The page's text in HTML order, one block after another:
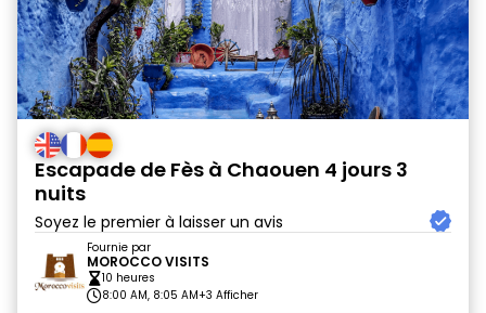
Escapade de Fès à Chaouen 4 jours 3
nuits
Soyez le premier à laisser un avis
Fournie par
MOROCCO VISITS
10 heures
8:00 AM, 8:05 AM+3 Afficher